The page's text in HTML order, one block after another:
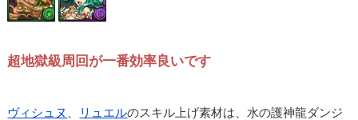
超地獄級周回が一番効率良いです
ヴィシュヌ リュエルのスキル上げ素材は、水の護神龍ダンジ